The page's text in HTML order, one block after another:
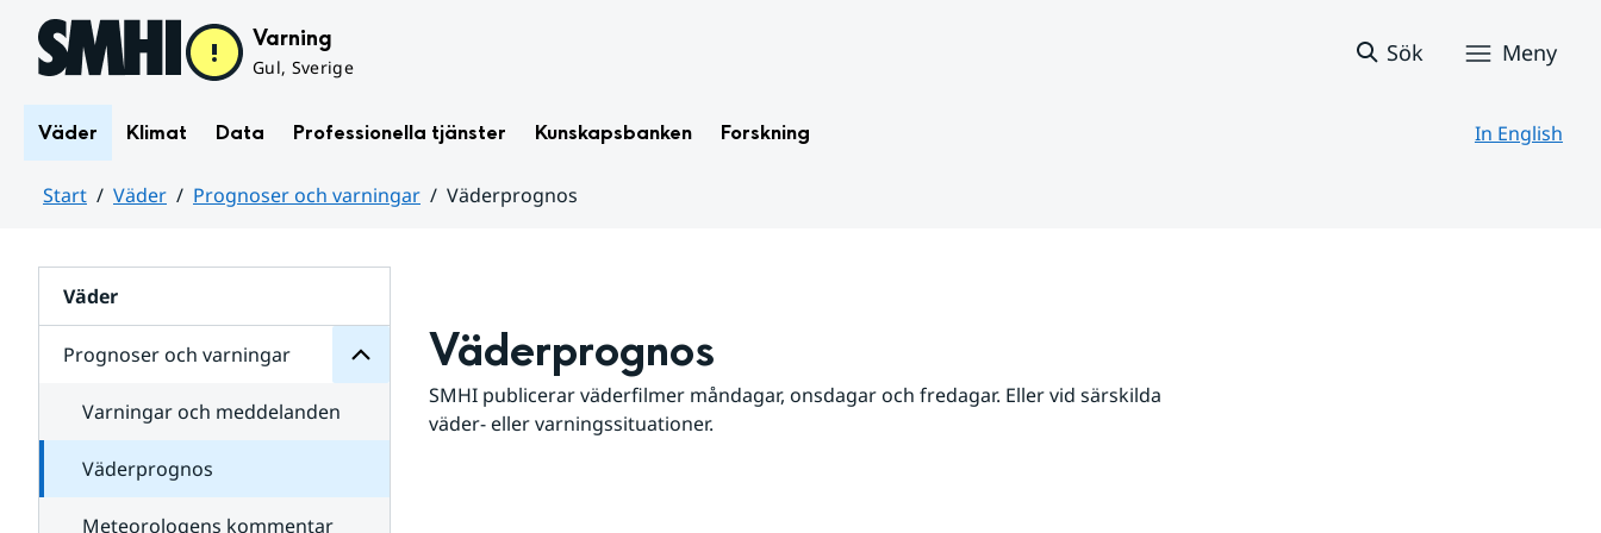
Hoppa till sidans innehåll Varning
Gul, Sverige
Sök Meny
Väder Klimat Data Professionella tjänster Kunskapsbanken Forskning In English
Start Väder Prognoser och varningar
Väderprognos
Väder
Prognoser och varningar
för
varningar
Varningar och meddelanden
Väderprognos
Meteorologens kommentar
Väderprognos
SMHI publicerar väderfilmer måndagar, onsdagar och fredagar. Eller vid särskilda
väder- eller varningssituationer.